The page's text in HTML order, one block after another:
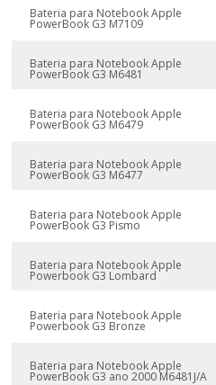
Bateria para Notebook Apple
PowerBook G3 M7109
Bateria para Notebook Apple
PowerBook G3 M6481
Bateria para Notebook Apple
PowerBook G3 M6479
Bateria para Notebook Apple
PowerBook G3 M6477
Bateria para Notebook Apple
PowerBook G3 Pismo
Bateria para Notebook Apple
Powerbook G3 Lombard
Bateria para Notebook Apple
Powerbook G3 Bronze
Bateria para Notebook Apple
PowerBook G3 ano 2000 M6481J/A